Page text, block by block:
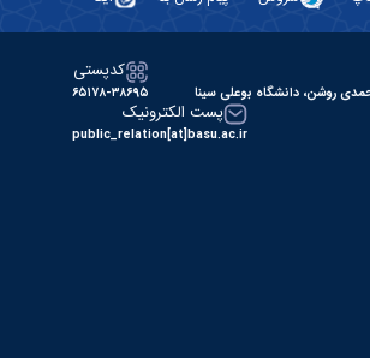
روشن، دانشگاه بوعلی سینا
کدپستی
۶۵۱۷۸-۳۸۶۹۵
پست الکترونیک
public_relation[at]basu.ac.ir